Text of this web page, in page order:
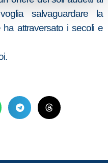
salvaguardare la
attraversato i secoli e